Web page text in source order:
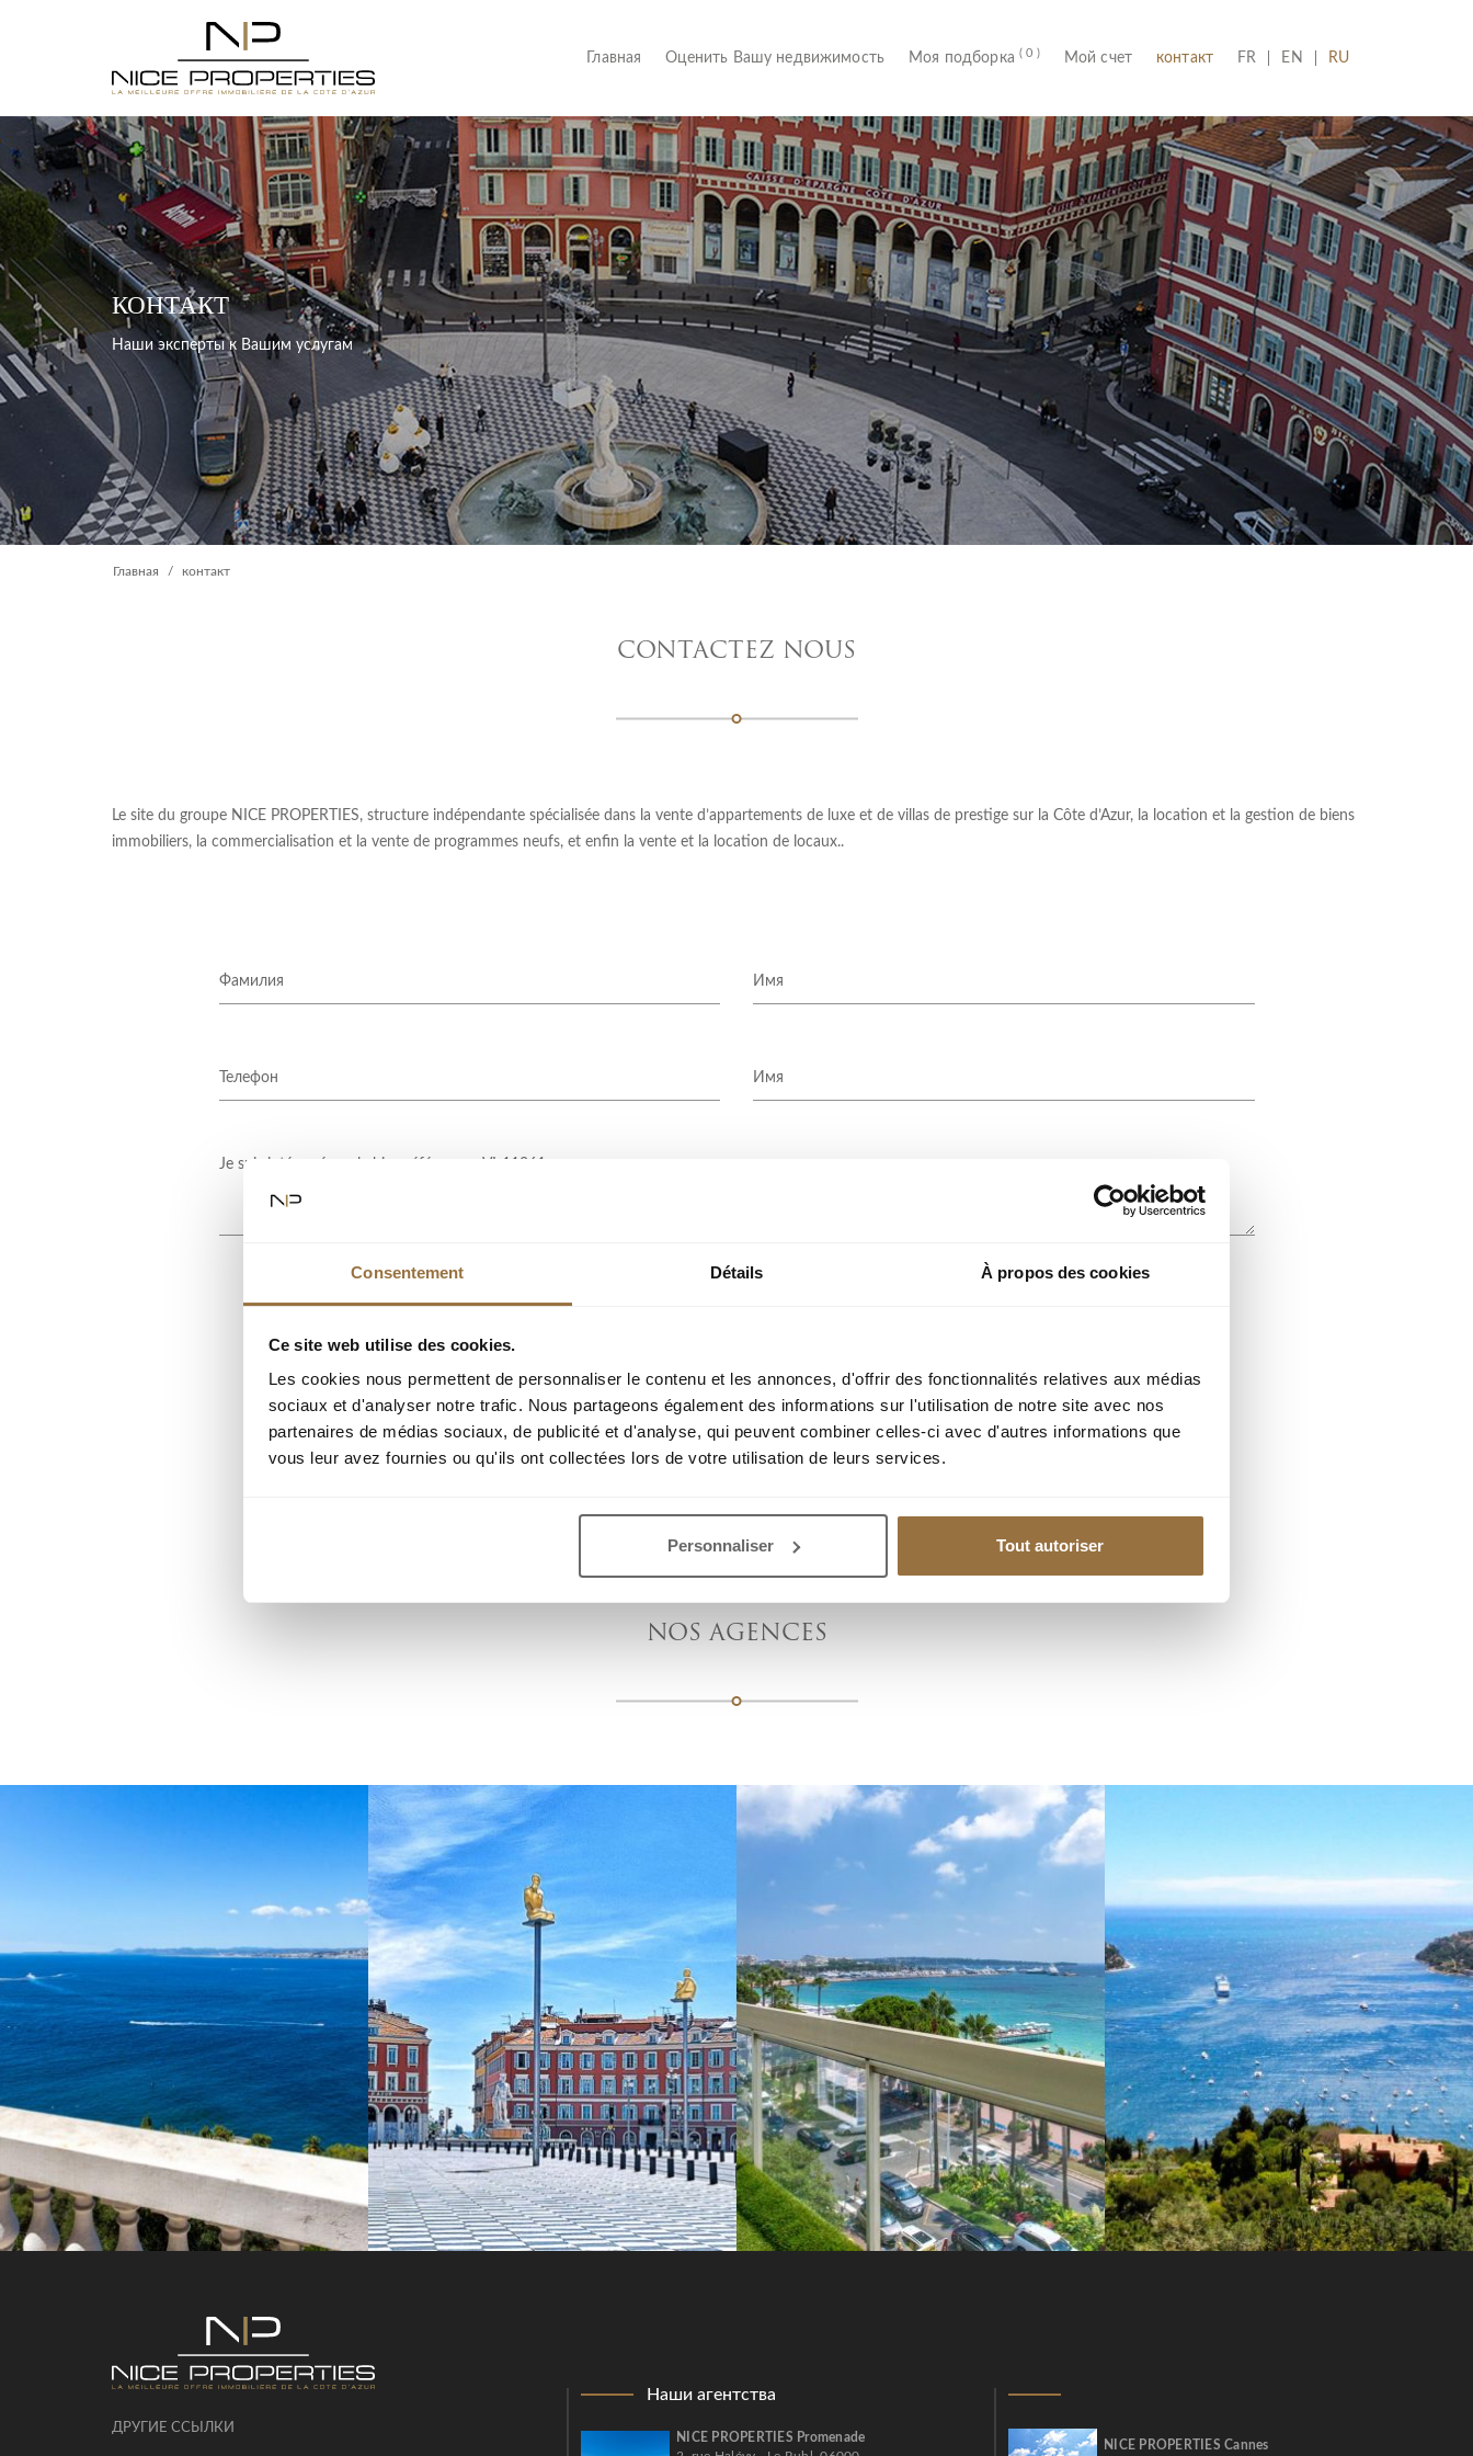
Consentement Détails À propos des cookies
Ce site web utilise des cookies.
Les cookies nous permettent de personnaliser le contenu et les annonces, d'offrir des fonctionnalités relatives aux médias
sociaux et d'analyser notre trafic. Nous partageons également des informations sur l'utilisation de notre site avec nos
partenaires de médias sociaux, de publicité et d'analyse, qui peuvent combiner celles-ci avec d'autres informations que
vous leur avez fournies ou qu'ils ont collectées lors de votre utilisation de leurs services.
Personnaliser Tout autoriser
Главная (current)
Оценить Вашу недвижимость Моя подборка( 0 ) Мой счет контакт FR (CURRENT)
EN RU
Главная контакт
КОНТАКТ
Наши эксперты к Вашим услугам
CONTACTEZ NOUS
Le site du groupe NICE PROPERTIES, structure indépendante spécialisée dans la vente d’appartements de luxe et de villas de prestige sur la Côte d’Azur, la location et la gestion de biens
immobiliers, la commercialisation et la vente de programmes neufs, et enfin la vente et la location de locaux..
ОТПРАВИТЬ ЗАПРОС
NOS AGENCES
ДРУГИЕ ССЫЛКИ
Наши агентства
NICE PROPERTIES Promenade
NICE PROPERTIES Cannes